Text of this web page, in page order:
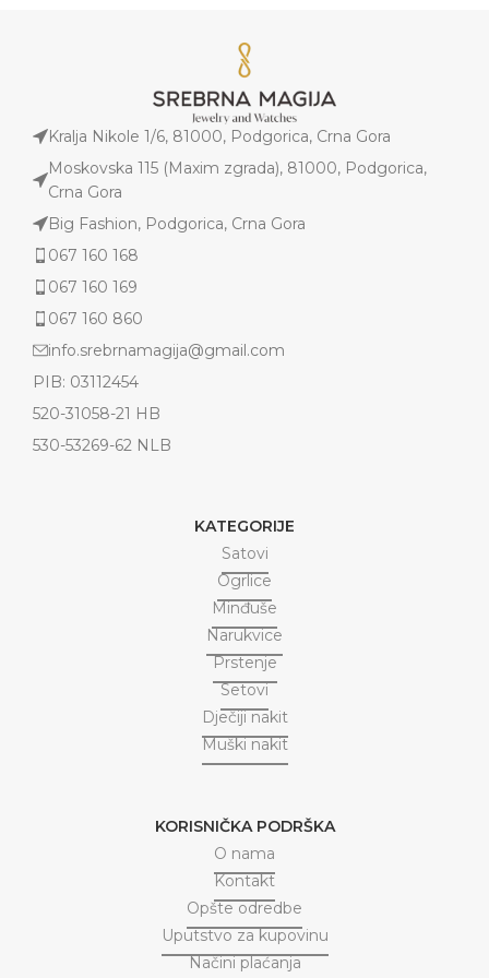
Kralja Nikole 1/6, 81000, Podgorica, Crna Gora
Moskovska 115 (Maxim zgrada), 81000, Podgorica,
Crna Gora
Big Fashion, Podgorica, Crna Gora
067 160 168
067 160 169
067 160 860
info.srebrnamagija@gmail.com
PIB: 03112454
520-31058-21 HB
530-53269-62 NLB
KATEGORIJE
Satovi
Ogrlice
Minđuše
Narukvice
Prstenje
Setovi
Dječiji nakit
Muški nakit
KORISNIČKA PODRŠKA
O nama
Kontakt
Opšte odredbe
Uputstvo za kupovinu
Načini plaćanja